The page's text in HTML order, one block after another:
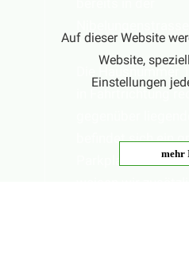
Die Hausnummer
in Fahrtrichtung
befindet sich ein
Parkplatz. In der
Auf dieser Website
Website,
Einstellungen
mehr